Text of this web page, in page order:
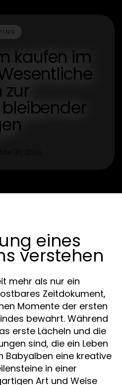
kaufen im
zur
eines
verstehen
mehr als nur ein
Zeitdokument,
Momente der ersten
bewahrt. Während
erste Lächeln und die
sind, die ein Leben
Babyalben eine kreative
in einer
Art und Weise